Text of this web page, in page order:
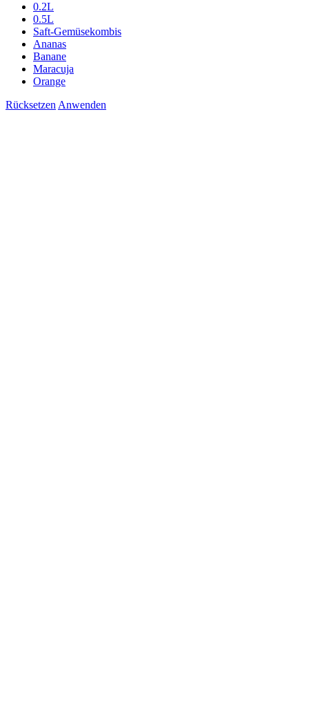
0.2L
0.5L
Saft-Gemüsekombis
Ananas
Banane
Maracuja
Orange
Rücksetzen Anwenden